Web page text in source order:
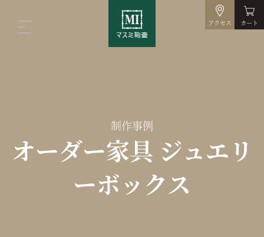
アクセス カート
制作事例
オーダー家具 ジュエリ
ーボックス